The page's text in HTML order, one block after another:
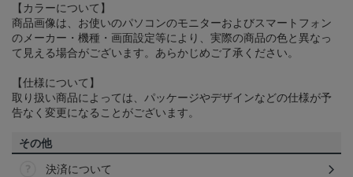
【カラーについて】
商品画像は、お使いのパソコンのモニターおよびスマートフォン
のメーカー・機種・画面設定等により、実際の商品の色と異なっ
て見える場合がございます。あらかじめご了承ください。
【仕様について】
取り扱い商品によっては、パッケージやデザインなどの仕様が予
告なく変更になることがございます。
その他
決済について